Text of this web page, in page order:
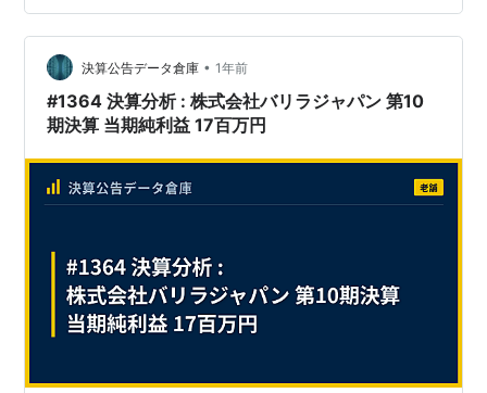
の違いによるものか。アニメ「母を訪ねて三千里」でマ
ルコが家の手伝いで昼食のパスタを調理するシーンがあ
った。鍋でパスタをざっと茹でて皿に盛るだけの素パス
タ。「絶望のパスタ（Pasta di di…
決算公告データ倉庫 • 1年前
#1364 決算分析 : 株式会社バリラジャパン 第10
期決算 当期純利益 17百万円